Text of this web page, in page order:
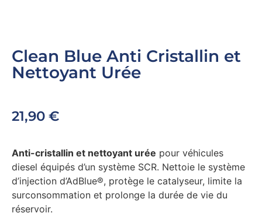
Clean Blue Anti Cristallin et
Nettoyant Urée
21,90 €
Anti-cristallin et nettoyant urée pour véhicules
diesel équipés d’un système SCR. Nettoie le système
d’injection d’AdBlue®, protège le catalyseur, limite la
surconsommation et prolonge la durée de vie du
réservoir.